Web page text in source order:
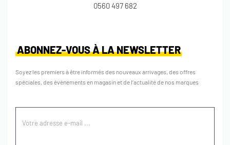
0560 497 682
ABONNEZ-VOUS À LA NEWSLETTER
Soyez les premiers à être informés des nouveaux arrivages, des offres
spéciales, des événements en magasin et de l’actualité de nos marques